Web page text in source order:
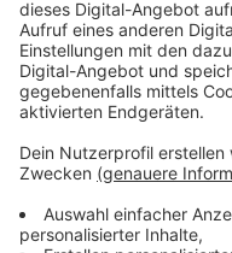
Die Räder und
Versteigerung nicht
besonders bei
einmal prüfen zu
Anzeige